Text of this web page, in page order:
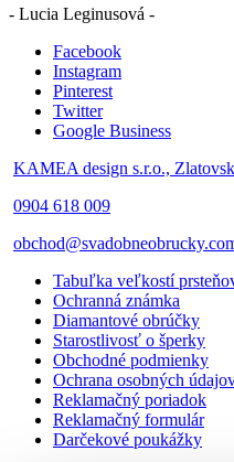
- Lucia Leginusová -
Facebook
Instagram
Pinterest
Twitter
Google Business
KAMEA design s.r.o.,
0904 618 009
Tabuľka veľkostí
Ochranná známka
Diamantové obrúčky
Starostlivosť o šperky
Obchodné podmienky
Ochrana osobných
Reklamačný poriadok
Reklamačný formulár
Darčekové poukážky